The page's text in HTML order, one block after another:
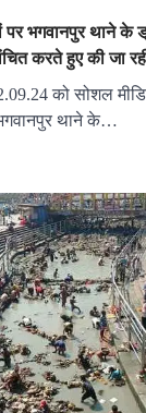
भगवानपुर थाने के
करते हुए की जा रही
को सोशल
थाने के…